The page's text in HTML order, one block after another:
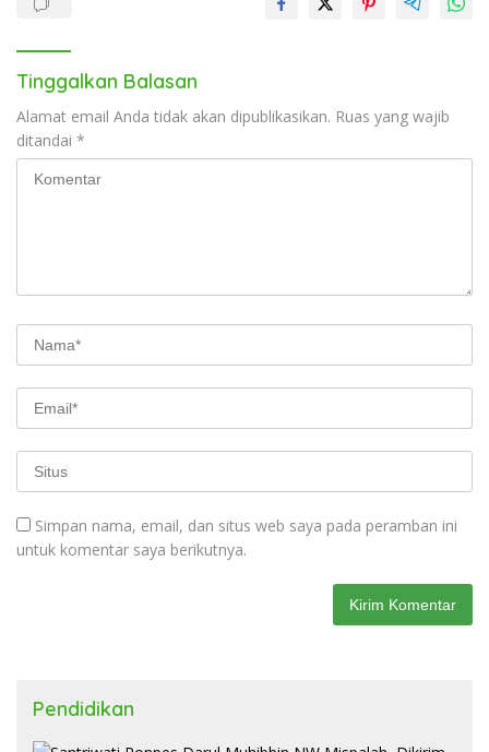
Tinggalkan Balasan
Alamat email Anda tidak akan dipublikasikan. Ruas yang wajib
ditandai *
Simpan nama, email, dan situs web saya pada peramban ini
untuk komentar saya berikutnya.
Pendidikan